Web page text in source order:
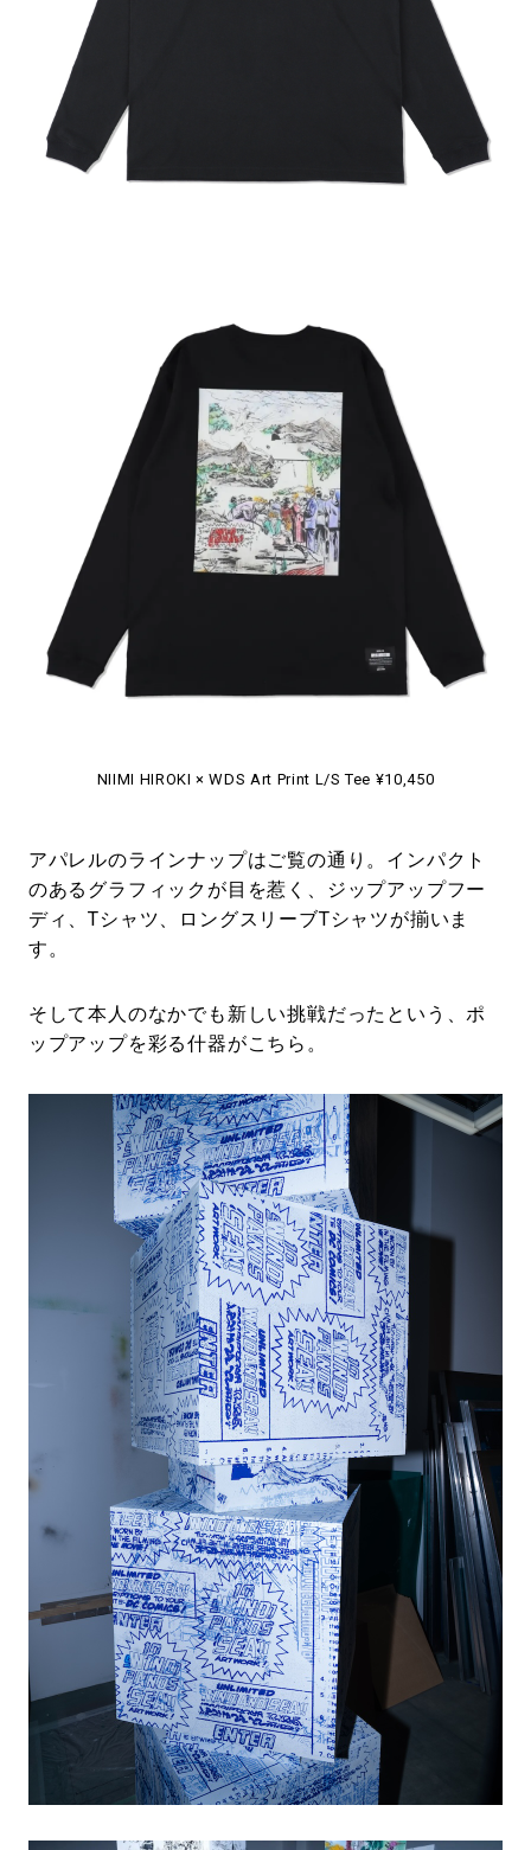
NIIMI HIROKI × WDS Art Print L/S Tee ¥10,450
アパレルのラインナップはご覧の通り。インパクト
のあるグラフィックが目を惹く、ジップアップフー
ディ、Tシャツ、ロングスリーブTシャツが揃いま
す。
そして本人のなかでも新しい挑戦だったという、ポ
ップアップを彩る什器がこちら。